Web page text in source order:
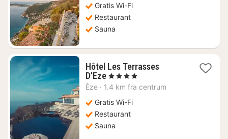
5777
kr.
Gratis Wi-Fi
Restaurant
Sauna
Hôtel Les Terrasses
D'Eze1
nat
2068
kr.
, 4 Stjerner
Èze · 1.4 km fra centrum
Gratis Wi-Fi
Restaurant
Sauna